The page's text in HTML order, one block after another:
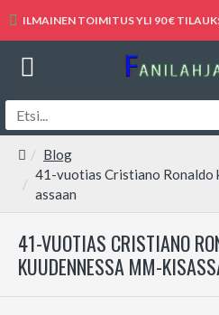
ILMAINEN TOIMITUS YLI 90 €
Blog
41-vuotias Cristiano Ronaldo
assaan
41-VUOTIAS CRISTIANO
KUUDENNESSA MM-